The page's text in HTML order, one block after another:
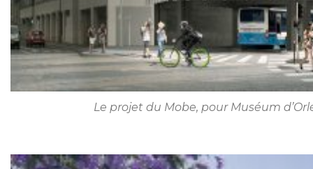
Le projet du Mobe, pour Muséum